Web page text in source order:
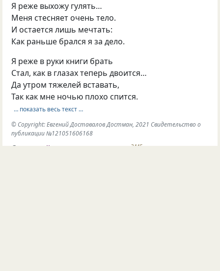
Я реже выхожу гулять…
Меня стесняет очень тело.
И остается лишь мечтать:
Как раньше брался я за дело.
Я реже в руки книги брать
Стал, как в глазах теперь двоится…
Да утром тяжелей вставать,
Так как мне ночью плохо спится.
… показать весь текст …
© Copyright: Евгений Доставалов Достман, 2021 Свидетельство о
публикации №121051606168
© Евгений Доставалов Достман 3445